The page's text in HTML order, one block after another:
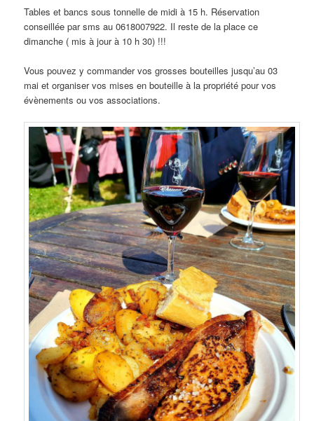
Tables et bancs sous tonnelle de midi à 15 h. Réservation
conseillée par sms au 0618007922. Il reste de la place ce
dimanche ( mis à jour à 10 h 30) !!!
Vous pouvez y commander vos grosses bouteilles jusqu’au 03
mai et organiser vos mises en bouteille à la propriété pour vos
évènements ou vos associations.